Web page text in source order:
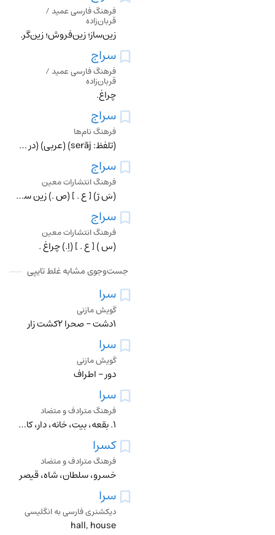
فرهنگ فارسی عمید /
قربان‌زاده
زین‌ساز؛ زین‌فروش؛ زین‌گر.
سراج
فرهنگ فارسی عمید /
قربان‌زاده
چراغ.
سراج
فرهنگ نام‌ها
(تلفظ: serāj) (عربی) (در قدیم) چراغ ، روشنایی .
سراج
فرهنگ انتشارات معین
(سَ رّ) [ ع . ] (ص .) زین ساز، آن که زین سازد و فروشد.
سراج
فرهنگ انتشارات معین
(س ) [ ع . ] (اِ.) چراغ .
جست‌وجوی مشابه غلط تایپی
سرا
گویش مازنی
۱دشت – صحرا ۲کشت زار
سرا
گویش مازنی
دور – اطراف
سرا
فرهنگ مترادف و متضاد
۱. بقعه، بیت، خانه، دار، کاشانه، مسکن، منزل ۲. کوشک، قصر
کسرا
فرهنگ مترادف و متضاد
خسرو، سلطان، شاه، قیصر
سرا
دیکشنری فارسی به انگلیسی
hall, house